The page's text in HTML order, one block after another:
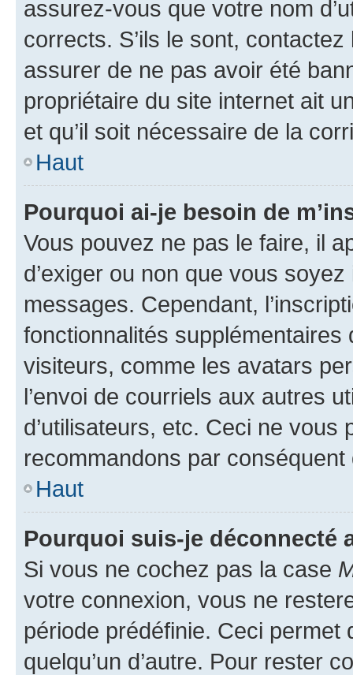
assurez-vous que votre nom
corrects. S’ils le sont,
assurer de ne pas avoir été
propriétaire du site internet ait
et qu’il soit nécessaire de la
Haut
Pourquoi ai-je besoin de
Vous pouvez ne pas le faire, il
d’exiger ou non que vous
messages. Cependant,
fonctionnalités
visiteurs, comme les avatars
l’envoi de courriels aux autres
d’utilisateurs, etc. Ceci ne vous
recommandons par conséquent
Haut
Pourquoi suis-je déconnecté
Si vous ne cochez pas la case
votre connexion, vous ne
période prédéfinie. Ceci permet
quelqu’un d’autre. Pour rester